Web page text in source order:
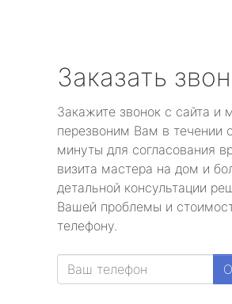
Заказать
Закажите звонок с сайта и
перезвоним Вам в течении
минуты для согласования
визита мастера на дом и
детальной консультации
Вашей проблемы и
телефону.